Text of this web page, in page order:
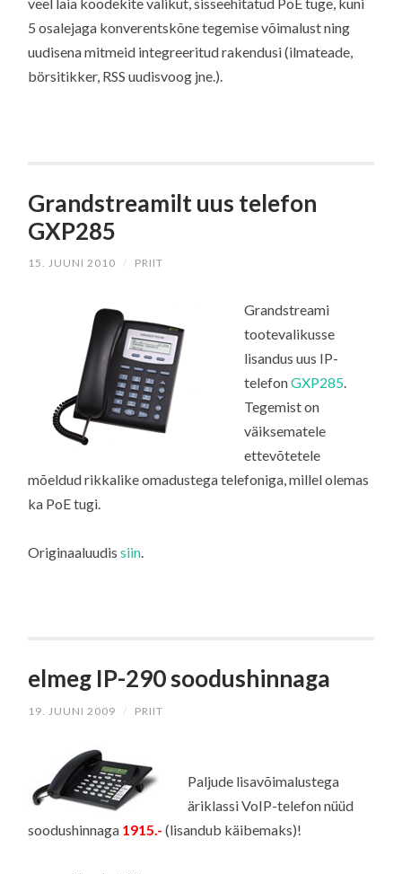
veel laia koodekite valikut, sisseehitatud PoE tuge, kuni
5 osalejaga konverentskõne tegemise võimalust ning
uudisena mitmeid integreeritud rakendusi (ilmateade,
börsitikker, RSS uudisvoog jne.).
Grandstreamilt uus telefon
GXP285
15. JUUNI 2010 / PRIIT
Grandstreami
tootevalikusse
lisandus uus IP-
telefonGXP285.
Tegemist on
väiksematele
ettevõtetele
mõeldud rikkalike omadustega telefoniga, millel olemas
ka PoE tugi.
Originaaluudissiin
elmeg IP-290 soodushinnaga
19. JUUNI 2009 / PRIIT
Paljude lisavõimalustega
äriklassi VoIP-telefon nüüd
soodushinnaga 1915.- (lisandub käibemaks)!